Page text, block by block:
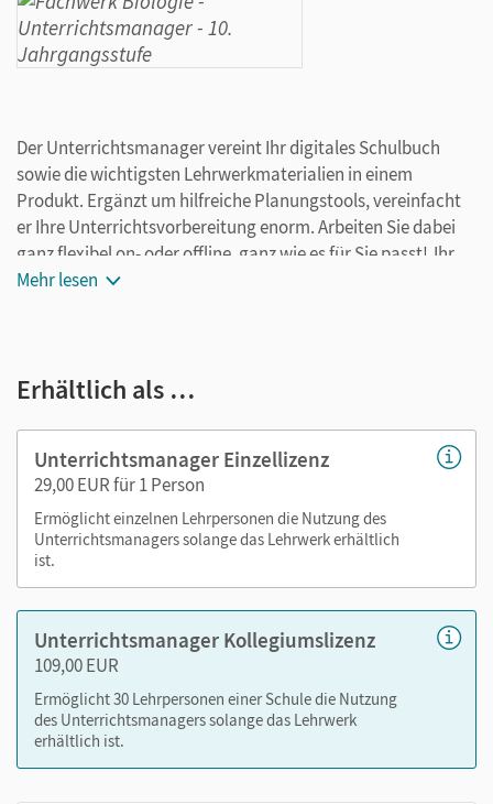
Der Unterrichtsmanager vereint Ihr digitales Schulbuch
sowie die wichtigsten Lehrwerkmaterialien in einem
Produkt. Ergänzt um hilfreiche Planungstools, vereinfacht
er Ihre Unterrichtsvorbereitung enorm. Arbeiten Sie dabei
ganz flexibel on- oder offline, ganz wie es für Sie passt! Ihr
Unterrichtsmanager enthält:
Videos
Arbeitsblätter als PDF
Grafiken
Kopiervorlagen
editierbare Kopiervorlagen
editierbarer Stoffverteilungsplan
Nutzen Sie den Unterrichtsmanager auf lernen.cornelsen.de
Mehr lesen
Erhältlich als …
Unterrichtsmanager Einzellizenz
29,00 EUR für 1 Person
Ermöglicht einzelnen Lehrpersonen die Nutzung des
Unterrichtsmanagers solange das Lehrwerk erhältlich
ist.
Unterrichtsmanager Kollegiumslizenz
109,00 EUR
Ermöglicht 30 Lehrpersonen einer Schule die Nutzung
des Unterrichtsmanagers solange das Lehrwerk
erhältlich ist.